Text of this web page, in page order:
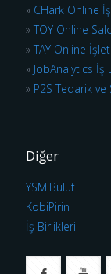
» CHark Online
» TOY Online
» TAY Online
» JobAnalytics
» P2S Tedarik ve
Diğer
YSM.Bulut
KobiPirin
İş Birlikleri